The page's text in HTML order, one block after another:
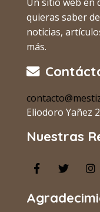
quieras saber
noticias,
más.
Eliodoro Yañez
Nuestras